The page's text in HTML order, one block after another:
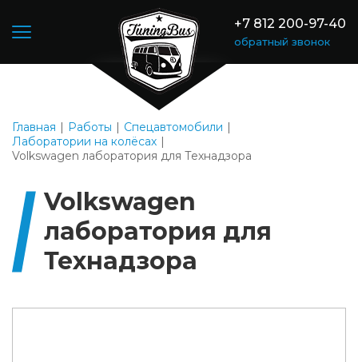
+7 812 200-97-40
обратный звонок
Главная Работы
Спецавтомобили
Лаборатории на колёсах
Volkswagen лаборатория для Технадзора
Volkswagen
лаборатория для
Технадзора